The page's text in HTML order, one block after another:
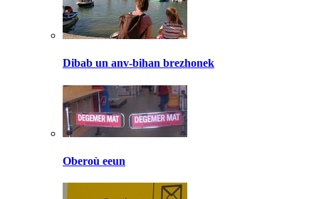
Dibab un anv-bihan brezhonek
Oberoù eeun